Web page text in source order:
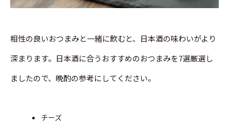
相性の良いおつまみと一緒に飲むと、日本酒の味わいがより
深まります。日本酒に合うおすすめのおつまみを7選厳選し
ましたので、晩酌の参考にしてください。
チーズ